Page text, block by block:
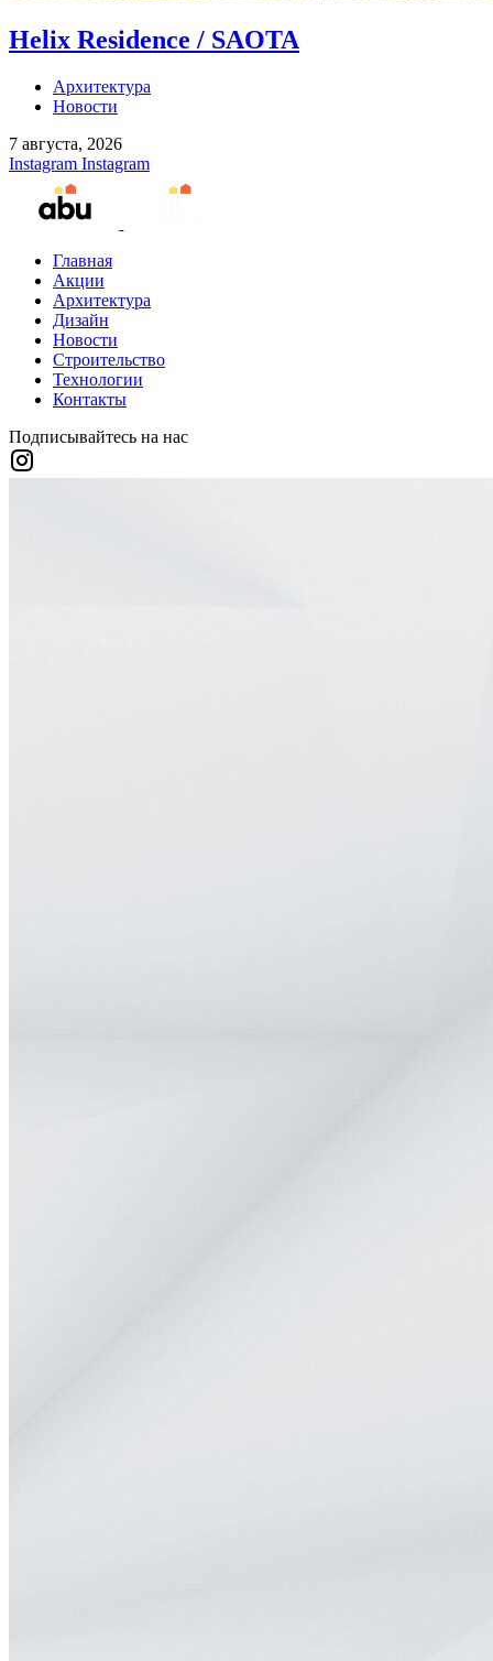
Helix Residence / SAOTA
Архитектура
Новости
7 августа, 2026
Instagram Instagram
Главная
Акции
Архитектура
Дизайн
Новости
Строительство
Технологии
Контакты
Подписывайтесь на нас